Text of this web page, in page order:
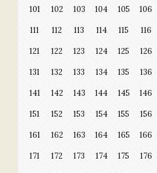
101 102 103 104 105 106
111 112 113 114 115 116
121 122 123 124 125 126
131 132 133 134 135 136
141 142 143 144 145 146
151 152 153 154 155 156
161 162 163 164 165 166
171 172 173 174 175 176